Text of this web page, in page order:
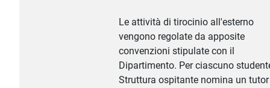
Le attività di tirocinio all'esterno
vengono regolate da apposite
convenzioni stipulate con il
Dipartimento. Per ciascuno
Struttura ospitante nomina un tutor